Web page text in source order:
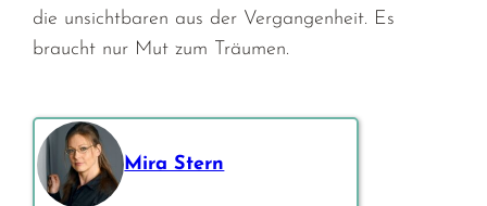
die unsichtbaren aus der Vergangenheit. Es
braucht nur Mut zum Träumen.
Mira Stern